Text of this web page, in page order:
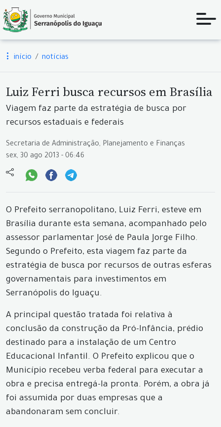
início notícias
Luiz Ferri busca recursos em Brasília
Viagem faz parte da estratégia de busca por
recursos estaduais e federais
Secretaria de Administração, Planejamento e Finanças
sex, 30 ago 2013 - 06:46
O Prefeito serranopolitano, Luiz Ferri, esteve em
Brasília durante esta semana, acompanhado pelo
assessor parlamentar José de Paula Jorge Filho.
Segundo o Prefeito, esta viagem faz parte da
estratégia de busca por recursos de outras esferas
governamentais para investimentos em
Serranópolis do Iguaçu.
A principal questão tratada foi relativa à
conclusão da construção da Pró-Infância, prédio
destinado para a instalação de um Centro
Educacional Infantil. O Prefeito explicou que o
Município recebeu verba federal para executar a
obra e precisa entregá-la pronta. Porém, a obra já
foi assumida por duas empresas que a
abandonaram sem concluir.